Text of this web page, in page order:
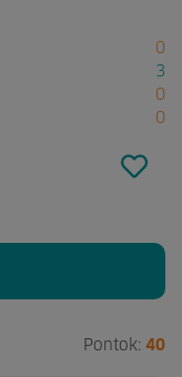
0
3
0
0
Pontok: 40